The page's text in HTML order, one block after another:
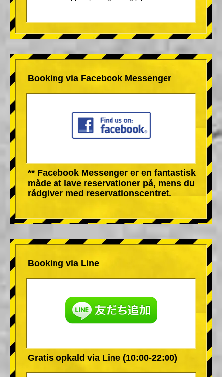
Booking via Facebook Messenger
** Facebook Messenger er en fantastisk
måde at lave reservationer på, mens du
rådgiver med reservationscentret.
Booking via Line
Gratis opkald via Line (10:00-22:00)